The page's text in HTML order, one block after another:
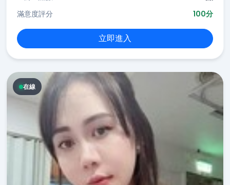
滿意度評分
100分
立即進入
在線